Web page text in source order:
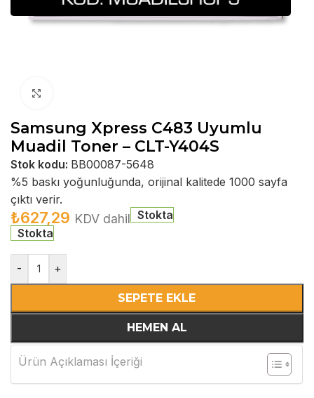
Samsung Xpress C483 Uyumlu
Muadil Toner – CLT-Y404S
Stok kodu: BB00087-5648
%5 baskı yoğunluğunda, orijinal kalitede 1000 sayfa
çıktı verir.
₺627,29 KDV dahil Stokta
Stokta
- +
SEPETE EKLE
HEMEN AL
Ürün Açıklaması İçeriği